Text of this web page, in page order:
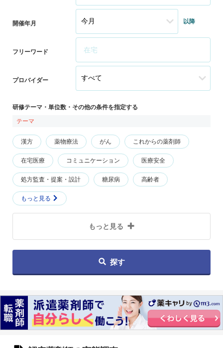
開催年月 以降
フリーワード
プロバイダー
研修テーマ・単位数・その他の条件を指定する
テーマ
漢方 薬物療法 がん これからの薬剤師
在宅医療 コミュニケーション 医療安全
処方監査・提案・設計 糖尿病 高齢者
もっと見る
もっと見る
探す